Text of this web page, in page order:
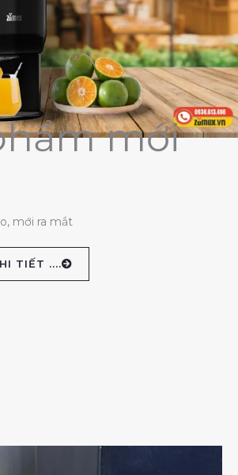
mới
mới ra mắt
TIẾT ....